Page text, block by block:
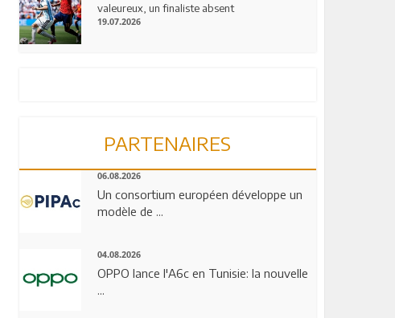
valeureux, un finaliste absent
19.07.2026
PARTENAIRES
06.08.2026
Un consortium européen développe un
modèle de ...
04.08.2026
OPPO lance l'A6c en Tunisie: la nouvelle